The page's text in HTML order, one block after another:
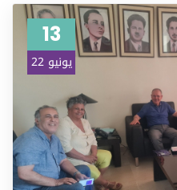
13
يونيو 22